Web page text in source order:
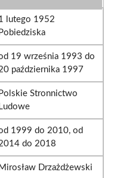
lutego 1952
Pobiedziska
19 września 1993 do
października 1997
Polskie Stronnictwo
Ludowe
1999 do 2010, od
do 2018
Mirosław Drzażdżewski